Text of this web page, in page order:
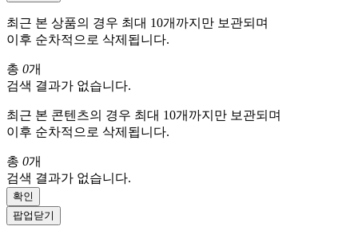
최근 본 상품의 경우 최대 10개까지만 보관되며
이후 순차적으로 삭제됩니다.
총 0개
검색 결과가 없습니다.
최근 본 콘텐츠의 경우 최대 10개까지만 보관되며
이후 순차적으로 삭제됩니다.
총 0개
검색 결과가 없습니다.
확인
팝업닫기